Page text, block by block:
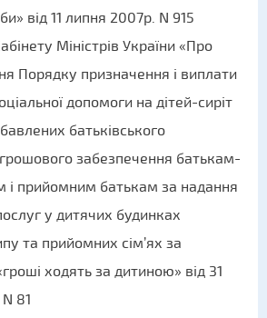
від 11 липня 2007р. N 915
Міністрів України «Про
Порядку призначення і виплати
допомоги на дітей-сиріт
батьківського
забезпечення батькам-
і прийомним батькам за надання
у дитячих будинках
та прийомних сім’ях за
ходять за дитиною» від 31
81